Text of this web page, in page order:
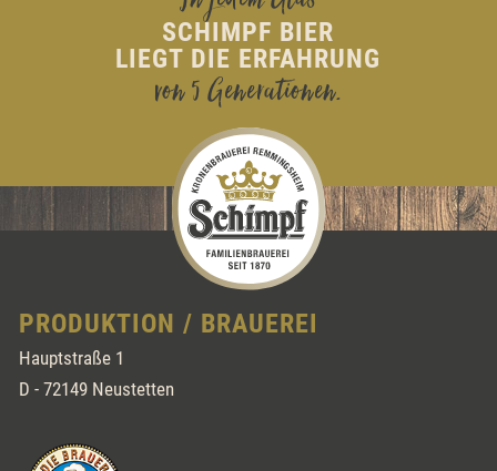
SCHIMPF BIER
LIEGT DIE ERFAHRUNG
von 5 Generationen.
PRODUKTION / BRAUEREI
Hauptstraße 1
D - 72149 Neustetten